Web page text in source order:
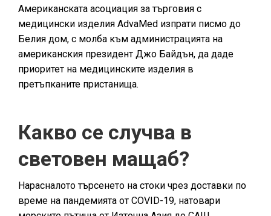
Aмериканската асоциация за търговия с
медицински изделия AdvaMed изпрати писмо до
Белия дом, с молба към администрацията на
американския президент Джо Байдън, да даде
приоритет на медицинските изделия в
претъпканите пристанища.
Какво се случва в
световен мащаб?
Нарасналото търсенето на стоки чрез доставки по
време на пандемията от COVID-19, натовари